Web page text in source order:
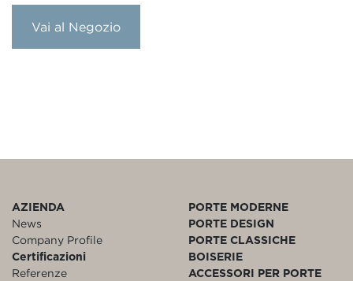
Vai al Negozio
AZIENDA
News
Company Profile
Certificazioni
Referenze
PORTE MODERNE
PORTE DESIGN
PORTE CLASSICHE
BOISERIE
ACCESSORI PER PORTE